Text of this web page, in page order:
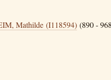
Mathilde (I118594) (890 -